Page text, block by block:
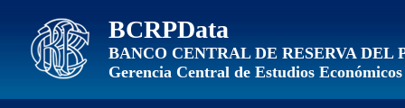
BCRPData
BANCO CENTRAL DE RESERVA DEL
Gerencia Central de Estudios Económicos